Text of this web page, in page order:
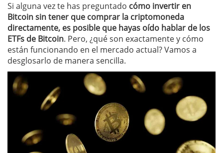
Si alguna vez te has preguntado cómo invertir en
Bitcoin sin tener que comprar la criptomoneda
directamente, es posible que hayas oído hablar de los
ETFs de Bitcoin. Pero, ¿qué son exactamente y cómo
están funcionando en el mercado actual? Vamos a
desglosarlo de manera sencilla.